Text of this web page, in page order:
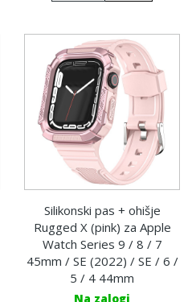
Silikonski pas + ohišje
Rugged X (pink) za Apple
Watch Series 9 / 8 / 7
45mm / SE (2022) / SE / 6 /
5 / 4 44mm
Na zalogi